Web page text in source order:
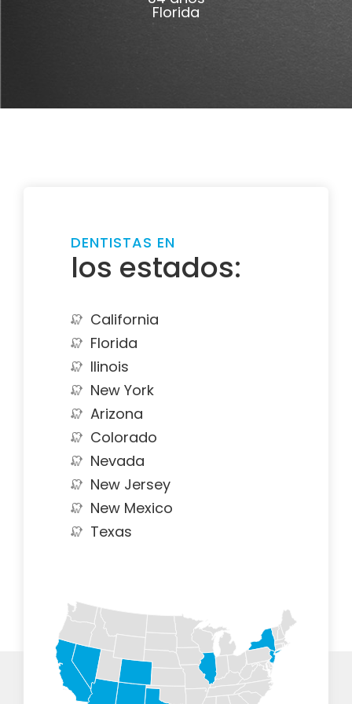
Florida
DENTISTAS EN
los estados:
California
Florida
Ilinois
New York
Arizona
Colorado
Nevada
New Jersey
New Mexico
Texas